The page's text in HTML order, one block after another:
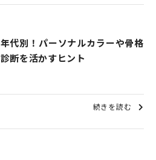
年代別！パーソナルカラーや骨格
診断を活かすヒント
続きを読む